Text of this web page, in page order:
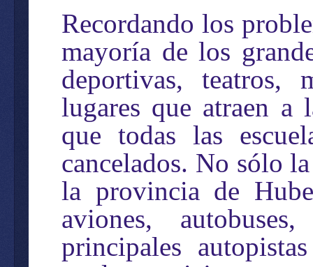
Recordando los
mayoría de los
deportivas, teatros,
lugares que atraen a
que todas las
cancelados. No sólo
la provincia de
aviones,
principales